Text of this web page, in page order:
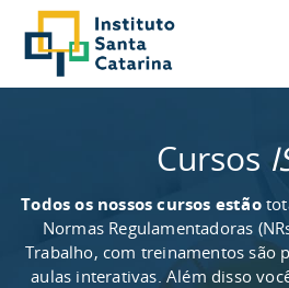
Cursos
Todos os nossos cursos estão
Normas Regulamentadoras
Trabalho, com treinamentos são
aulas interativas. Além disso